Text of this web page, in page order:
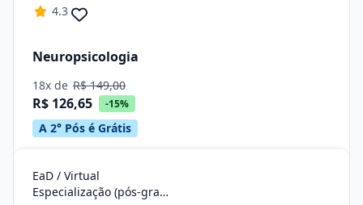
4.3
Neuropsicologia
18x de R$ 149,00
R$ 126,65 -15%
A 2° Pós é Grátis
EaD / Virtual
Especialização (pós-graduação)